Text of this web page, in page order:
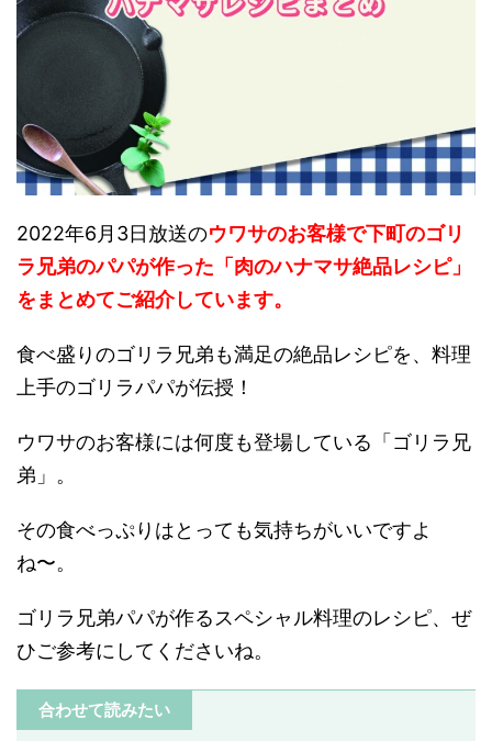
2022年6月3日放送のウワサのお客様で下町のゴリ
ラ兄弟のパパが作った「肉のハナマサ絶品レシピ」
をまとめてご紹介しています。
食べ盛りのゴリラ兄弟も満足の絶品レシピを、料理
上手のゴリラパパが伝授！
ウワサのお客様には何度も登場している「ゴリラ兄
弟」。
その食べっぷりはとっても気持ちがいいですよ
ね〜。
ゴリラ兄弟パパが作るスペシャル料理のレシピ、ぜ
ひご参考にしてくださいね。
合わせて読みたい